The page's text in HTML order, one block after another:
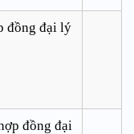
đồng đại lý
đồng đại